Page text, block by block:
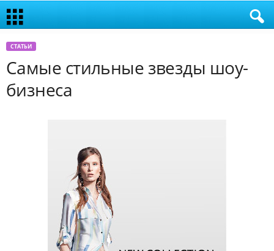
СТАТЬИ
Самые стильные звезды шоу-
бизнеса